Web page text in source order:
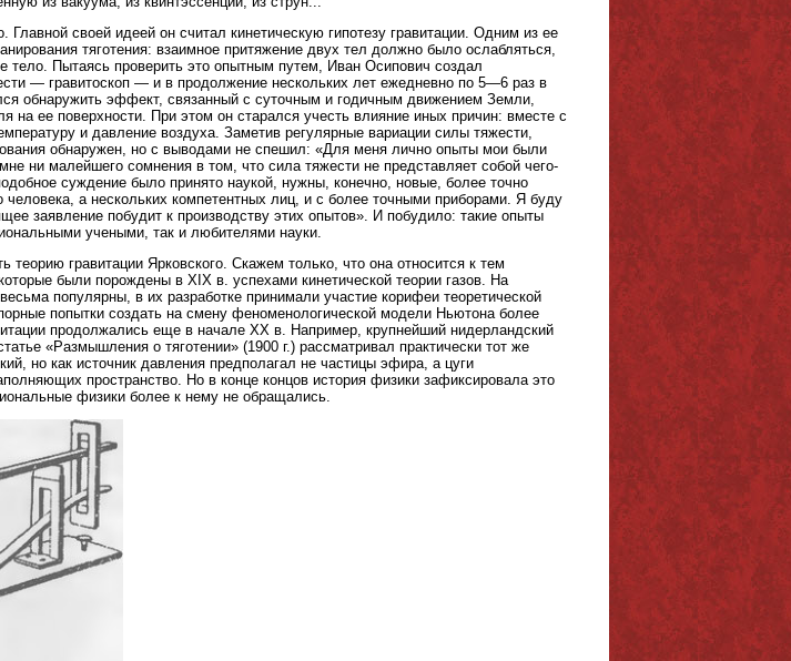
Главной своей идеей он считал кинетическую гипотезу гравитации. Одним из ее
тяготения: взаимное притяжение двух тел должно было ослабляться,
тело. Пытаясь проверить это опытным путем, Иван Осипович создал
— гравитоскоп — и в продолжение нескольких лет ежедневно по 5—6 раз в
обнаружить эффект, связанный с суточным и годичным движением Земли,
на ее поверхности. При этом он старался учесть влияние иных причин: вместе с
и давление воздуха. Заметив регулярные вариации силы тяжести,
обнаружен, но с выводами не спешил: «Для меня лично опыты мои были
ни малейшего сомнения в том, что сила тяжести не представляет собой чего-
суждение было принято наукой, нужны, конечно, новые, более точно
а нескольких компетентных лиц, и с более точными приборами. Я буду
заявление побудит к производству этих опытов». И побудило: такие опыты
учеными, так и любителями науки.
гравитации Ярковского. Скажем только, что она относится к тем
были порождены в XIX в. успехами кинетической теории газов. На
популярны, в их разработке принимали участие корифеи теоретической
попытки создать на смену феноменологической модели Ньютона более
продолжались еще в начале XX в. Например, крупнейший нидерландский
«Размышления о тяготении» (1900 г.) рассматривал практически тот же
но как источник давления предполагал не частицы эфира, а цуги
пространство. Но в конце концов история физики зафиксировала это
физики более к нему не обращались.